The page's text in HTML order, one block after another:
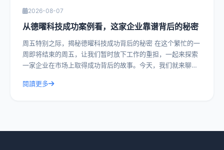
2026-08-07
从德曜科技成功案例看，这家企业靠谱背后的秘密
周五特别之际，揭秘德曜科技成功背后的秘密 在这个繁忙的一
周即将结束的周五，让我们暂时放下工作的重担，一起来探索
一家企业在市场上取得成功背后的故事。今天，我们就来聊聊
閱讀更多